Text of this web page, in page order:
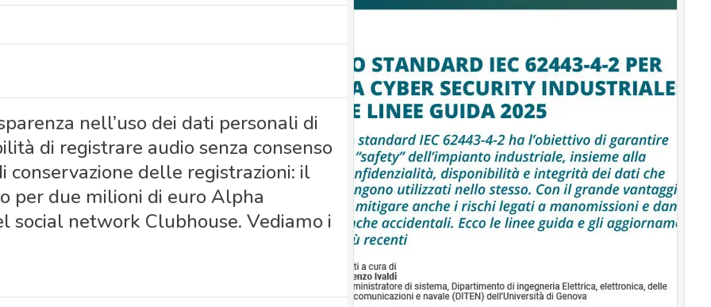
nell’uso dei dati personali di
di registrare audio senza consenso
conservazione delle registrazioni: il
per due milioni di euro Alpha
social network Clubhouse. Vediamo i